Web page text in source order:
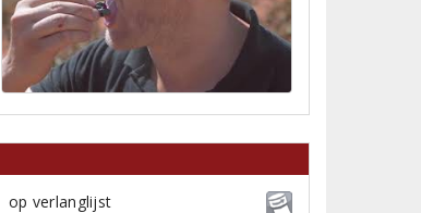
op verlanglijst